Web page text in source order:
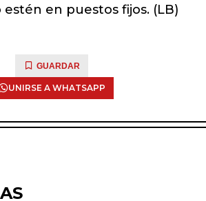
en puestos fijos. (LB)
GUARDAR
UNIRSE A WHATSAPP